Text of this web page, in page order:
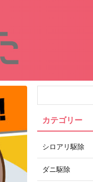
カテゴリー
シロアリ駆除
ダニ駆除